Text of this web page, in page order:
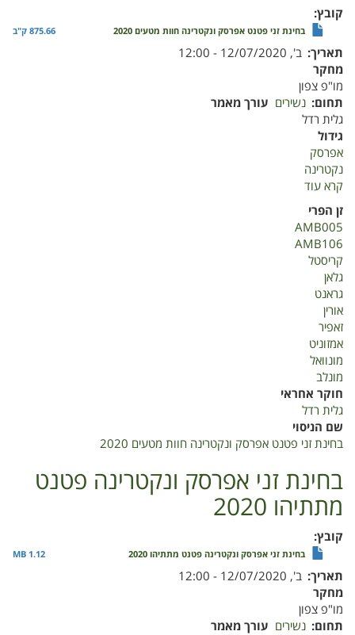
קובץ
בחינת זני פטנט אפרסק ונקטרינה חוות מטעים 2020 875.66 ק"ב
תאריך ב', 12/07/2020 - 12:00
מחקר
מו"פ צפון
תחום נשירים עורך מאמר
גלית רדל
גידול
אפרסק
נקטרינה
קרא עוד
זני
פטנט
אפרסק
זן הפרי
AMB005
AMB106
קריסטל
גלאן
גראנט
אורין
זאפיר
אמזוניט
מונוואל
מונלב
חוקר אחראי
גלית רדל
שם הניסוי
בחינת זני פטנט אפרסק ונקטרינה חוות מטעים 2020
בחינת זני אפרסק ונקטרינה פטנט
מתתיהו 2020
קובץ
בחינת זני אפרסק ונקטרינה פטנט מתתיהו 2020 1.12 MB
תאריך ב', 12/07/2020 - 12:00
מחקר
מו"פ צפון
תחום נשירים עורך מאמר